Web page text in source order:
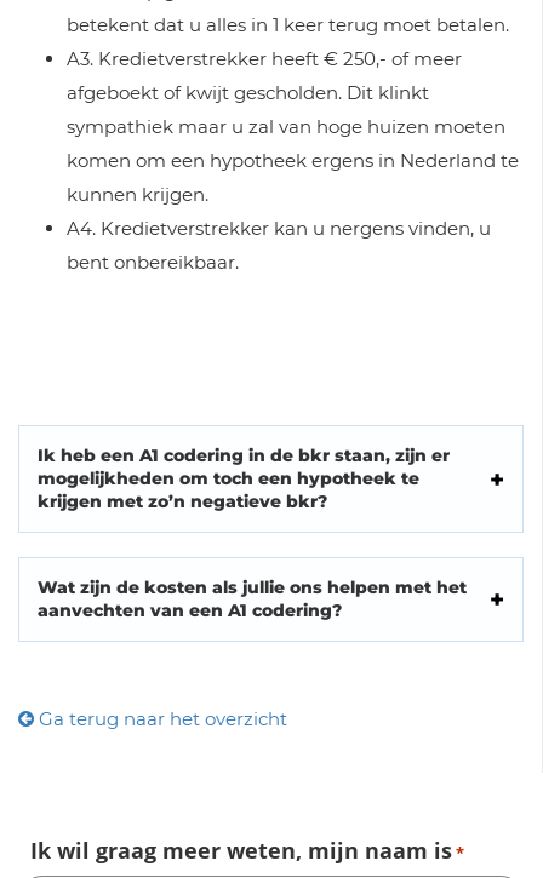
betekent dat u alles in 1 keer terug moet betalen.
A3. Kredietverstrekker heeft € 250,- of meer
afgeboekt of kwijt gescholden. Dit klinkt
sympathiek maar u zal van hoge huizen moeten
komen om een hypotheek ergens in Nederland te
kunnen krijgen.
A4. Kredietverstrekker kan u nergens vinden, u
bent onbereikbaar.
Ik heb een A1 codering in de bkr staan, zijn er
mogelijkheden om toch een hypotheek te
krijgen met zo’n negatieve bkr?
Wat zijn de kosten als jullie ons helpen met het
aanvechten van een A1 codering?
Ga terug naar het overzicht
Ik wil graag meer weten, mijn naam is*